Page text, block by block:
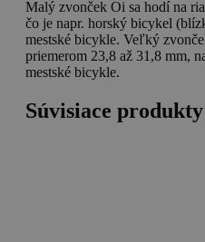
Malý zvonček Oi sa hodí na
čo je napr. horský bicykel
mestské bicykle. Veľký
priemerom 23,8 až 31,8 mm,
mestské bicykle.
Súvisiace produkty